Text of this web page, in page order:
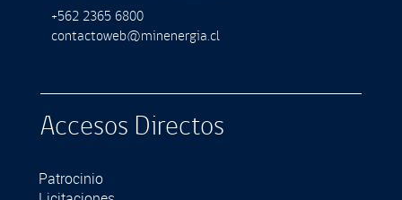
+562 2365 6800
contactoweb@minenergia.cl
Accesos Directos
Patrocinio